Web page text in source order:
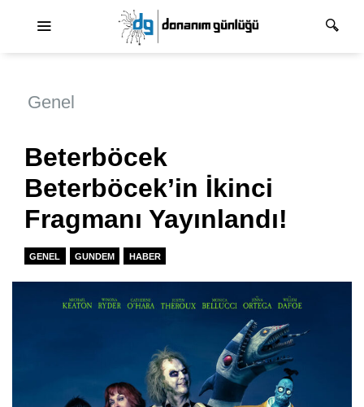
Genel
Beterböcek
Beterböcek’in İkinci
Fragmanı Yayınlandı!
GENEL GUNDEM HABER